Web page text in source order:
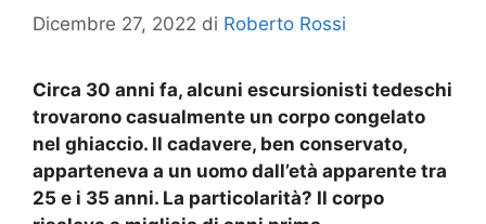
Dicembre 27, 2022 di Roberto Rossi
Circa 30 anni fa, alcuni escursionisti tedeschi
trovarono casualmente un corpo congelato
nel ghiaccio. Il cadavere, ben conservato,
apparteneva a un uomo dall’età apparente tra
25 e i 35 anni. La particolarità? Il corpo